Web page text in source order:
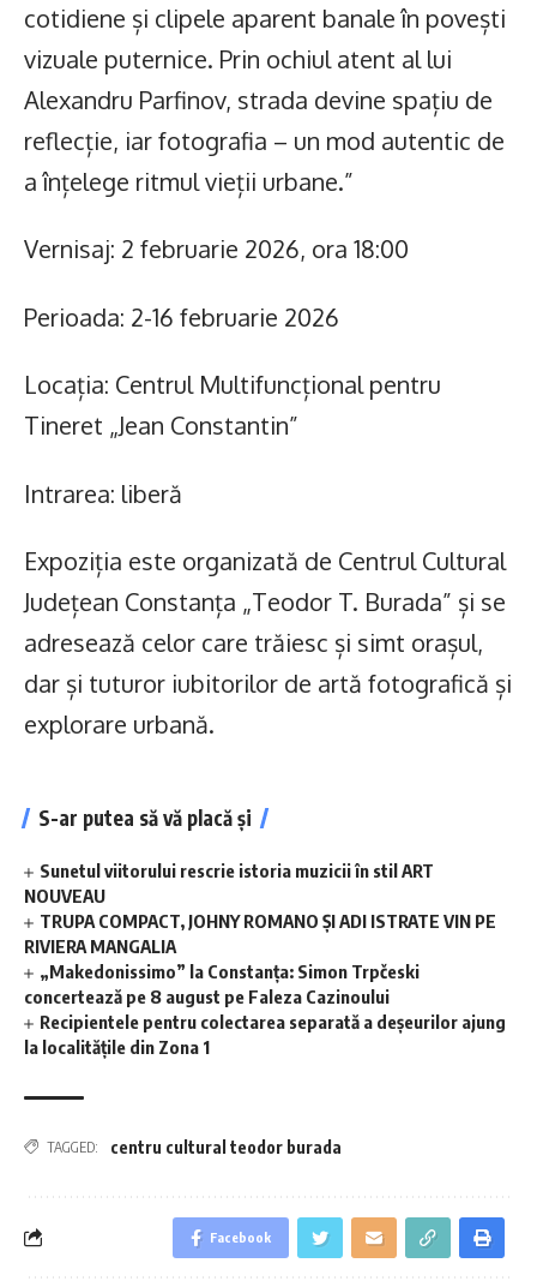
cotidiene și clipele aparent banale în povești
vizuale puternice. Prin ochiul atent al lui
Alexandru Parfinov, strada devine spațiu de
reflecție, iar fotografia – un mod autentic de
a înțelege ritmul vieții urbane.”
Vernisaj: 2 februarie 2026, ora 18:00
Perioada: 2-16 februarie 2026
Locația: Centrul Multifuncțional pentru
Tineret „Jean Constantin”
Intrarea: liberă
Expoziția este organizată de Centrul Cultural
Județean Constanța „Teodor T. Burada” și se
adresează celor care trăiesc și simt orașul,
dar și tuturor iubitorilor de artă fotografică și
explorare urbană.
S-ar putea să vă placă și
Sunetul viitorului rescrie istoria muzicii în stil ART
NOUVEAU
TRUPA COMPACT, JOHNY ROMANO ȘI ADI ISTRATE VIN PE
RIVIERA MANGALIA
„Makedonissimo” la Constanța: Simon Trpčeski
concertează pe 8 august pe Faleza Cazinoului
Recipientele pentru colectarea separată a deșeurilor ajung
la localitățile din Zona 1
TAGGED: centru cultural teodor burada
Facebook